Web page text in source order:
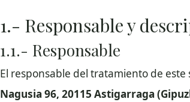
1.- Responsable y
1.1.- Responsable
El responsable del tratamiento de este
Nagusia 96, 20115 Astigarraga